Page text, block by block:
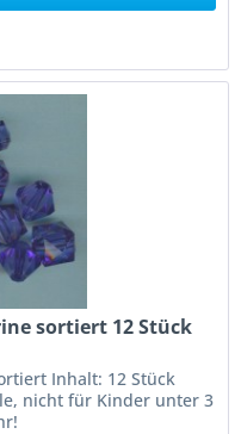
sortiert 12 Stück
Inhalt: 12 Stück
nicht für Kinder unter 3